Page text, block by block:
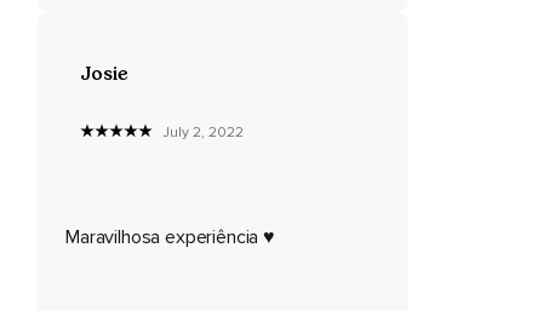
Josie
July 2, 2022
Maravilhosa experiência ♥️